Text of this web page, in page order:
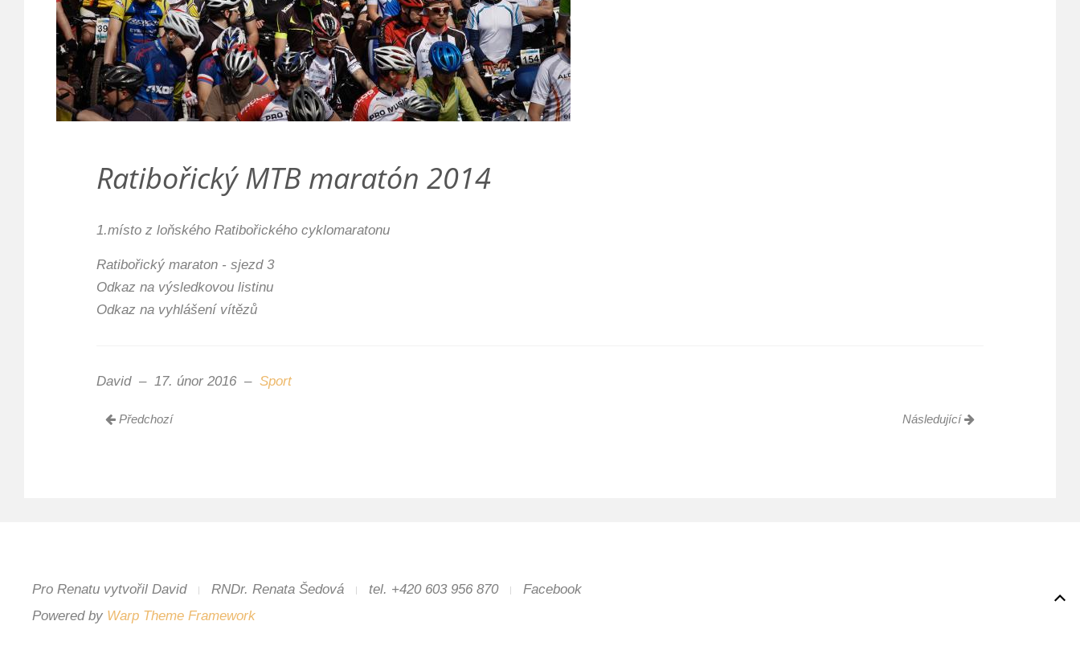
Ratibořický MTB maratón 2014
1.místo z loňského Ratibořického cyklomaratonu
Ratibořický maraton - sjezd 3
Odkaz na výsledkovou listinu
Odkaz na vyhlášení vítězů
David 17. únor 2016 Sport
Předchozí Následující
Pro Renatu vytvořil David RNDr. Renata Šedová tel. +420 603 956 870
Facebook
Powered by Warp Theme Framework